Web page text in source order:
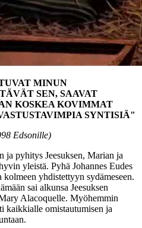
MINUN
SEN, SAAVAT
KOSKEA KOVIMMAT
SYNTISIÄ"
Edsonille)
ja pyhitys Jeesuksen, Marian ja
yleistä. Pyhä Johannes Eudes
yhdistettyyn sydämeseen.
sai alkunsa Jeesuksen
Alacoquelle. Myöhemmin
kaikkialle omistautumisen ja